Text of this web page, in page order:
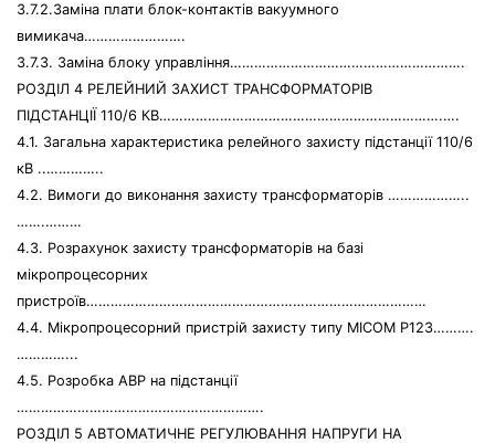
3.7.2.Заміна плати блок-контактів вакуумного
вимикача…………………….
3.7.3. Заміна блоку управління………………………………………………….
РОЗДІЛ 4 РЕЛЕЙНИЙ ЗАХИСТ ТРАНСФОРМАТОРІВ
ПІДСТАНЦІЇ 110/6 КВ…………………………………………………………….….
4.1. Загальна характеристика релейного захисту підстанції 110/6
кВ ..…………..
4.2. Вимоги до виконання захисту трансформаторів ………………..
…….………
4.3. Розрахунок захисту трансформаторів на базі
мікропроцесорних
пристроїв…………………………………………………………………………
4.4. Мікропроцесорний пристрій захисту типу МІСОМ Р123……….
…………...
4.5. Розробка АВР на підстанції
…………………………………………………….
РОЗДІЛ 5 АВТОМАТИЧНЕ РЕГУЛЮВАННЯ НАПРУГИ НА